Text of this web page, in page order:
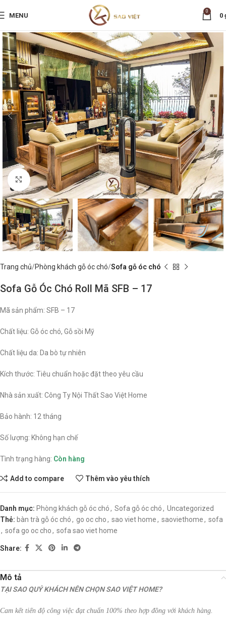
MENU
0
0
Nhấp để phóng to
Trang chủ Phòng khách gỗ óc chó Sofa gỗ óc chó
Sofa Gỗ Óc Chó Roll Mã SFB – 17
Mã sản phẩm: SFB – 17
Chất liệu: Gỗ óc chó, Gỗ sồi Mỹ
Chất liệu da: Da bò tự nhiên
Kích thước: Tiêu chuẩn hoặc đặt theo yêu cầu
Nhà sản xuất: Công Ty Nội Thất Sao Việt Home
Bảo hành: 12 tháng
Số lượng: Không hạn chế
Tình trạng hàng: Còn hàng
Add to compare Thêm vào yêu thích
Danh mục: Phòng khách gỗ óc chó, Sofa gỗ óc chó, Uncategorized
Thẻ: bàn trà gỗ óc chó, go oc cho, sao viet home, saoviethome, sofa
, sofa go oc cho, sofa sao viet home
Share:
Mô tả
TẠI SAO QUÝ KHÁCH NÊN CHỌN SAO VIỆT HOME?
Cam kết tiến độ công việc đạt chuẩn 100% theo hợp đồng với khách hàng.